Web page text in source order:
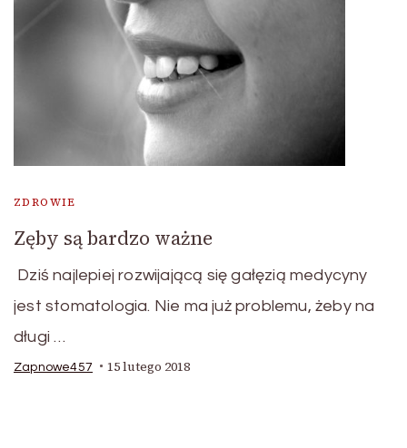
ZDROWIE
Zęby są bardzo ważne
Dziś najlepiej rozwijającą się gałęzią medycyny
jest stomatologia. Nie ma już problemu, żeby na
długi …
Zapnowe457 15 lutego 2018